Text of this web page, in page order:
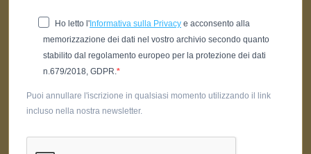
Ho letto l' Informativa sulla Privacy e acconsento alla
memorizzazione dei dati nel vostro archivio secondo quanto
stabilito dal regolamento europeo per la protezione dei dati
n.679/2018, GDPR.
Puoi annullare l'iscrizione in qualsiasi momento utilizzando il link
incluso nella nostra newsletter.